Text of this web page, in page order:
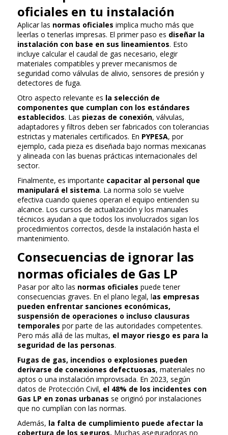
oficiales en tu instalación
Aplicar las normas oficiales implica mucho más que
leerlas o tenerlas impresas. El primer paso es diseñar la
instalación con base en sus lineamientos. Esto
incluye calcular el caudal de gas necesario, elegir
materiales compatibles y prever mecanismos de
seguridad como válvulas de alivio, sensores de presión y
detectores de fuga.
Otro aspecto relevante es la selección de
componentes que cumplan con los estándares
establecidos. Las piezas de conexión, válvulas,
adaptadores y filtros deben ser fabricados con tolerancias
estrictas y materiales certificados. En PYPESA, por
ejemplo, cada pieza es diseñada bajo normas mexicanas
y alineada con las buenas prácticas internacionales del
sector.
Finalmente, es importante capacitar al personal que
manipulará el sistema. La norma solo se vuelve
efectiva cuando quienes operan el equipo entienden su
alcance. Los cursos de actualización y los manuales
técnicos ayudan a que todos los involucrados sigan los
procedimientos correctos, desde la instalación hasta el
mantenimiento.
Consecuencias de ignorar las
normas oficiales de Gas LP
Pasar por alto las normas oficiales puede tener
consecuencias graves. En el plano legal, las empresas
pueden enfrentar sanciones económicas,
suspensión de operaciones o incluso clausuras
temporales por parte de las autoridades competentes.
Pero más allá de las multas, el mayor riesgo es para la
seguridad de las personas.
Fugas de gas, incendios o explosiones pueden
derivarse de conexiones defectuosas, materiales no
aptos o una instalación improvisada. En 2023, según
datos de Protección Civil, el 48% de los incidentes con
Gas LP en zonas urbanas se originó por instalaciones
que no cumplían con las normas.
Además, la falta de cumplimiento puede afectar la
cobertura de los seguros. Muchas aseguradoras no